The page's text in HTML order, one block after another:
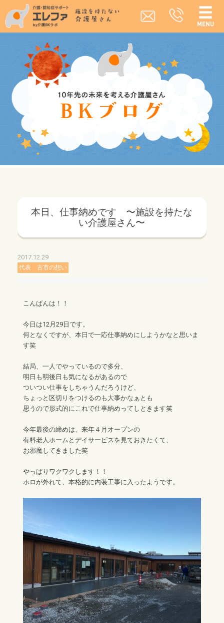
本日、仕事納めです 〜施設を持たな
い介護屋さん〜
2017.12.29
代表 古市の想い
こんばんは！！
今日は12月29日です。
何となくですが、本日で一応仕事納めにしようかなと思いま
す笑
結局、一人でやっているので多分、
明日も明後日も気になるがあるので
ついつい仕事をしちゃうんだろうけど、
ちょっと区切りをつけるのも大事かなぁとも
思うので形式的にこれで仕事納めってしときます笑
今年最後の締めは、来年４月オープンの
有料老人ホームとデイサービスを見ておきたくて、
お邪魔してきました笑
やっぱりワクワクします！！
ホロが外れて、本格的に内装工事に入ったようです。